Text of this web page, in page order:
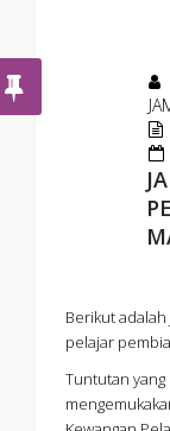
Berikut
pelajar
Tuntutan